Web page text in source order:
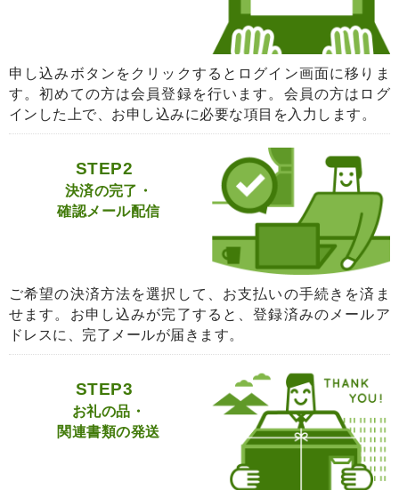
申し込みボタンをクリックするとログイン画面に移りま
す。初めての方は会員登録を行います。会員の方はログ
インした上で、お申し込みに必要な項目を入力します。
STEP2
決済の完了・
確認メール配信
ご希望の決済方法を選択して、お支払いの手続きを済ま
せます。お申し込みが完了すると、登録済みのメールア
ドレスに、完了メールが届きます。
STEP3
お礼の品・
関連書類の発送